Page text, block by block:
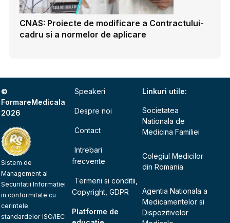
CNAS: Proiecte de modificare a Contractului-
cadru si a normelor de aplicare
©
FormareMedicala
2026
Sistem de
Management al
Securitatii Informatiei
in conformitate cu
cerintele
standardelor ISO/IEC
Speakeri
Despre noi
Contact
Intrebari
frecvente
Termeni si conditii,
Copyright, GDPR
Platforme de
Linkuri utile:
Societatea
Nationala de
Medicina Familiei
Colegiul Medicilor
din Romania
Agentia Nationala a
Medicamentelor si
Dispozitivelor